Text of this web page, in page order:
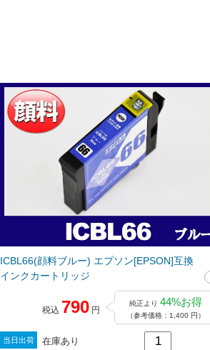
ICBL66(顔料ブルー) エプソン[EPSON]互換
インクカートリッジ
税込 790 円
純正より 44%お得
（参考価格：1,400 円）
当日出荷 在庫あり